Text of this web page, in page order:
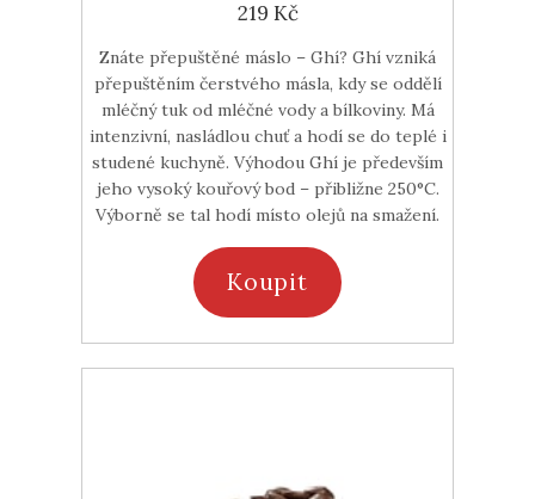
219 Kč
Znáte přepuštěné máslo – Ghí? Ghí vzniká
přepuštěním čerstvého másla, kdy se oddělí
mléčný tuk od mléčné vody a bílkoviny. Má
intenzivní, nasládlou chuť a hodí se do teplé i
studené kuchyně. Výhodou Ghí je především
jeho vysoký kouřový bod – přibližne 250°C.
Výborně se tal hodí místo olejů na smažení.
Koupit